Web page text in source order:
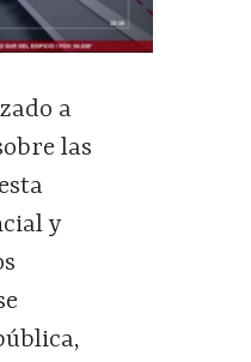
a
las
y